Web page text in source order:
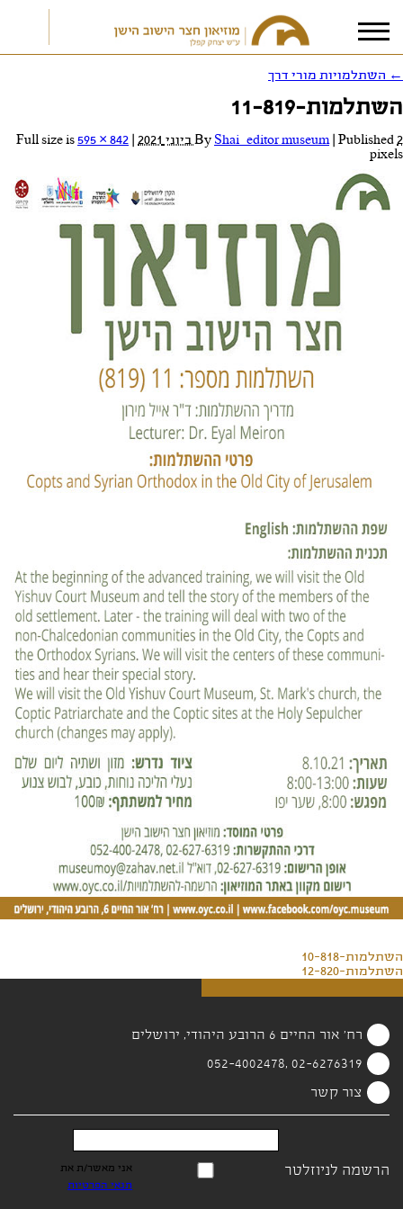
אני מאשר/ת את תנאי הפרטיות
← השתלמויות מורי דרך
השתלמות-11-819
By Shai_editor museum Published2 ביוני 2021
595 × 842
pixels
השתלמות-10-818
השתלמות-12-820
רח' אור החיים 6 הרובע היהודי, ירושלים
02-6276319 ,052-4002478
צור קשר
הרשמה לניוזלטר
אני מאשר/ת את
תנאי הפרטיות